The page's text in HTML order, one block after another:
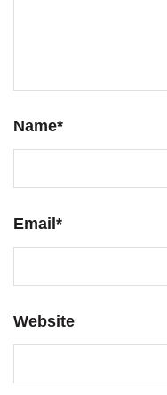
Name*
Email *
Website